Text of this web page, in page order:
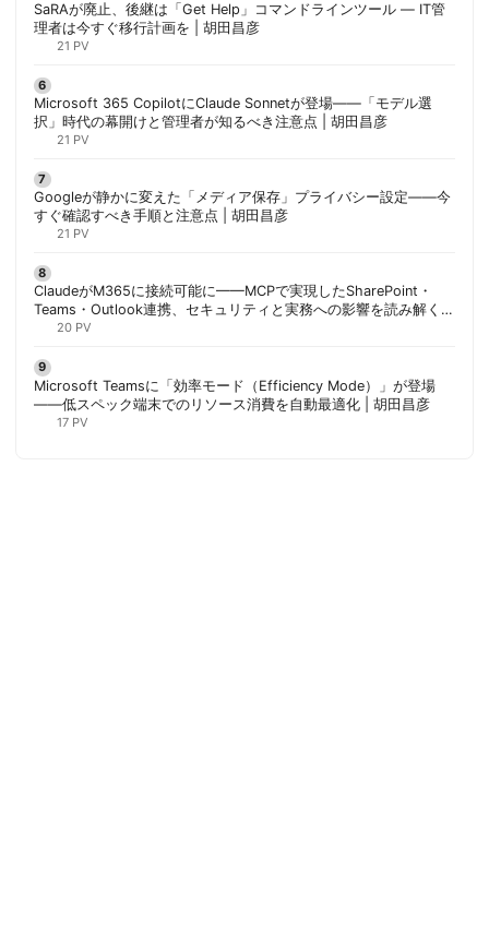
SaRAが廃止、後継は「Get Help」コマンドラインツール — IT管
理者は今すぐ移行計画を | 胡田昌彦
21 PV
Microsoft 365 CopilotにClaude Sonnetが登場——「モデル選
択」時代の幕開けと管理者が知るべき注意点 | 胡田昌彦
21 PV
Googleが静かに変えた「メディア保存」プライバシー設定——今
すぐ確認すべき手順と注意点 | 胡田昌彦
21 PV
ClaudeがM365に接続可能に——MCPで実現したSharePoint・
Teams・Outlook連携、セキュリティと実務への影響を読み解く |
胡田昌彦
20 PV
Microsoft Teamsに「効率モード（Efficiency Mode）」が登場
——低スペック端末でのリソース消費を自動最適化 | 胡田昌彦
17 PV